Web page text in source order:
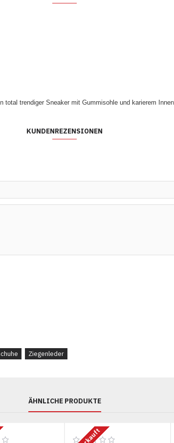
trendiger Sneaker mit Gummisohle und karierem
KUNDENREZENSIONEN
Ziegenleder
ÄHNLICHE PRODUKTE